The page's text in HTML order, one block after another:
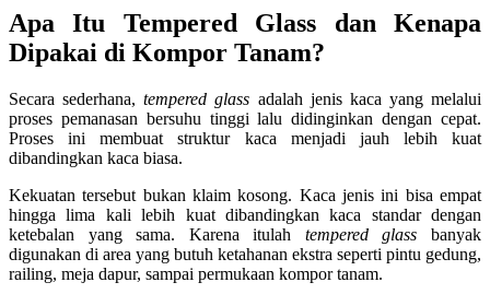
Apa Itu Tempered Glass dan Kenapa
Dipakai di Kompor Tanam?
Secara sederhana,tempered glass adalah jenis kaca yang melalui
proses pemanasan bersuhu tinggi lalu didinginkan dengan cepat.
Proses ini membuat struktur kaca menjadi jauh lebih kuat
dibandingkan kaca biasa.
Kekuatan tersebut bukan klaim kosong. Kaca jenis ini bisa empat
hingga lima kali lebih kuat dibandingkan kaca standar dengan
ketebalan yang sama. Karena itulah tempered glass banyak
digunakan di area yang butuh ketahanan ekstra seperti pintu gedung,
railing, meja dapur, sampai permukaan kompor tanam.